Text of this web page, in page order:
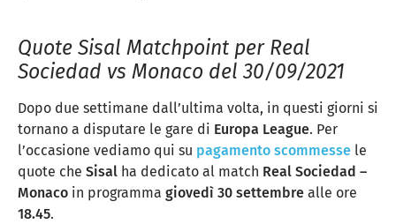
Quote Sisal Matchpoint per Real
Sociedad vs Monaco del 30/09/2021
Dopo due settimane dall’ultima volta, in questi giorni si
tornano a disputare le gare di Europa League. Per
l’occasione vediamo qui su pagamento scommesse le
quote che Sisal ha dedicato al match Real Sociedad –
Monaco in programma giovedì 30 settembre alle ore
18.45.